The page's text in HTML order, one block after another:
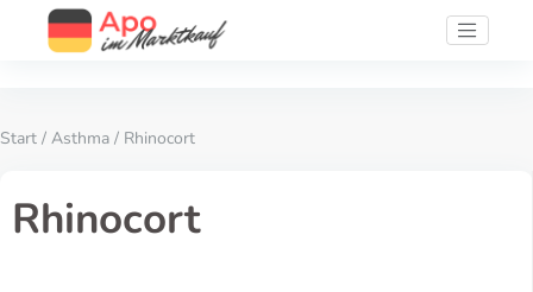
Start / Asthma / Rhinocort
Rhinocort